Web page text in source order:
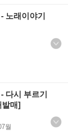
노래이야기
다시 부르기
발매]
월